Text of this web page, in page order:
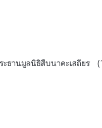
ะธานมูลนิธิสืบนาคะเสถียร